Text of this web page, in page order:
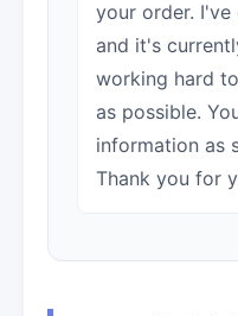
your order. I've
and it's
working hard
as possible.
information as
Thank you for